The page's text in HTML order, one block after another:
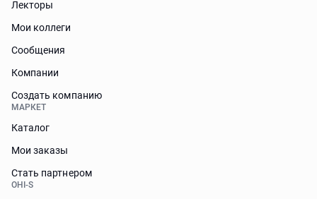
Лекторы
Мои коллеги
Сообщения
Компании
Создать компанию
МАРКЕТ
Каталог
Мои заказы
Стать партнером
OHI-S